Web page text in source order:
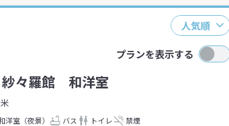
人気順
プランを表示する
紗々羅館 和洋室
洋室（夜景） バス トイレ 禁煙